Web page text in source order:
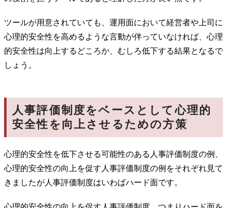
ツールが用意されていても、運用面において経営者や上司に
心理的安全性を高めるような言動が伴っていなければ、心理
的安全性は向上するどころか、むしろ低下する結果となるで
しょう。
人事評価制度をベースとして心理的
安全性を向上させるための方策
心理的安全性を低下させる可能性のある人事評価制度の例、
心理的安全性の向上を促す人事評価制度の例をそれぞれ見て
きましたが人事評価制度はいわばハード面です。